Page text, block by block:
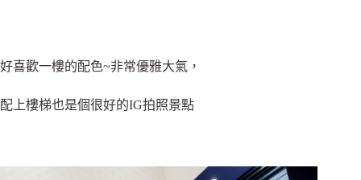
好喜歡一樓的配色~非常優雅大氣，
配上樓梯也是個很好的IG拍照景點